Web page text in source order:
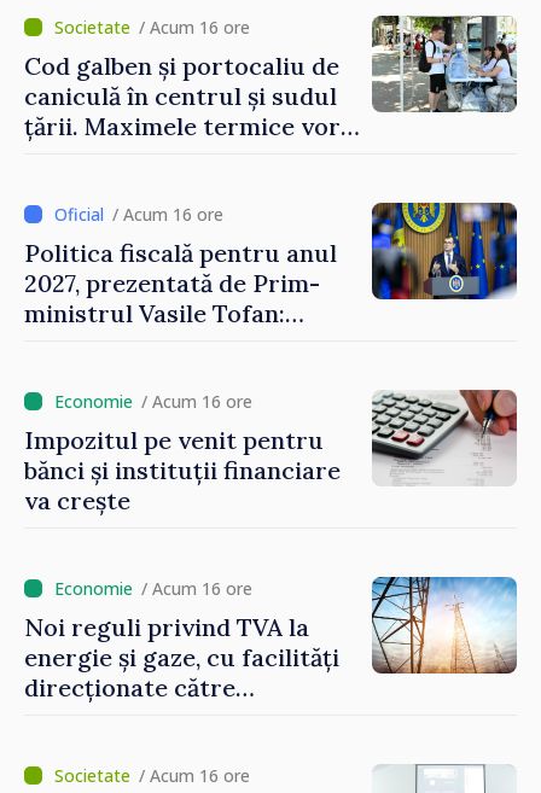
/ Acum 16 ore
Cod galben și portocaliu de
caniculă în centrul și sudul
țării. Maximele termice vor
/ Acum 16 ore
Politica fiscală pentru anul
2027, prezentată de Prim-
ministrul Vasile Tofan:
taxare mai echitabilă
/ Acum 16 ore
Impozitul pe venit pentru
bănci și instituții financiare
va crește
/ Acum 16 ore
Noi reguli privind TVA la
energie și gaze, cu facilități
direcționate către
/ Acum 16 ore